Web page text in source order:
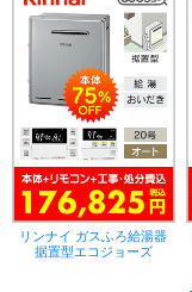
リンナイ ガスふろ給湯器
据置型エコジョーズ